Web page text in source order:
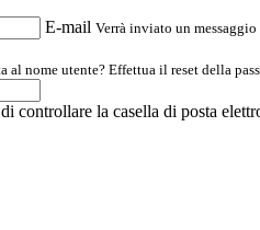
E-mail Verrà inviato un
al nome utente? Effettua il reset della
controllare la casella di posta